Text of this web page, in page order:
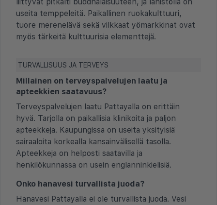
useita temppeleitä. Paikallinen ruokakulttuuri,
tuore merenelävä sekä vilkkaat yömarkkinat ovat
myös tärkeitä kulttuurisia elementtejä.
TURVALLISUUS JA TERVEYS
Millainen on terveyspalvelujen laatu ja
apteekkien saatavuus?
Terveyspalvelujen laatu Pattayalla on erittäin
hyvä. Tarjolla on paikallisia klinikoita ja paljon
apteekkeja. Kaupungissa on useita yksityisiä
sairaaloita korkealla kansainvälisellä tasolla.
Apteekkeja on helposti saatavilla ja
henkilökunnassa on usein englanninkielisiä.
Onko hanavesi turvallista juoda?
Hanavesi Pattayalla ei ole turvallista juoda. Vesi